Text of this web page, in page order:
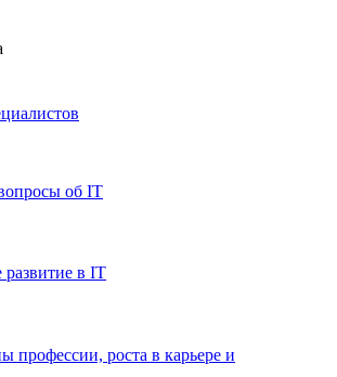
об IT
в IT
профессии, роста в карьере и